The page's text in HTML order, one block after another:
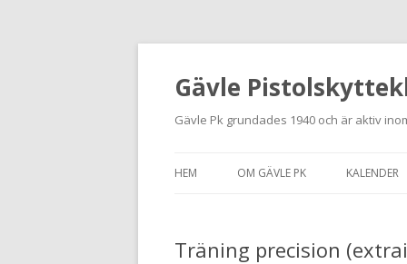
Gävle
Gävle Pk grundades 1940 och är aktiv
HEM OM GÄVLE PK
NYBÖRJARE
KALENDER
Träning precision